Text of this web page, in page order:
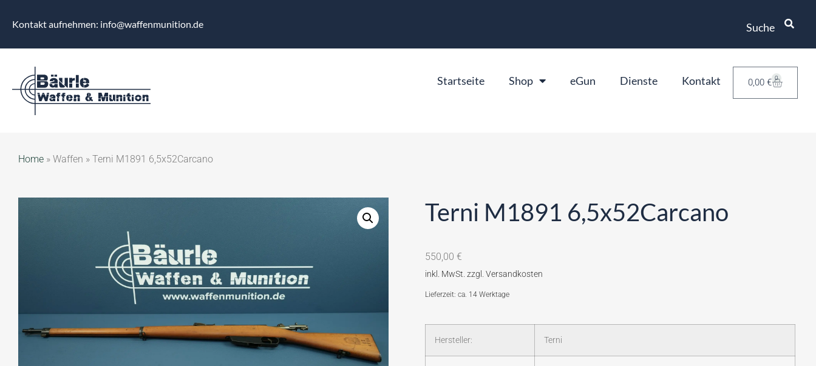
Kontakt aufnehmen: info@waffenmunition.de Suche
Startseite Shop eGun Dienste Kontakt 0,00 € 0
Home » Waffen » Terni M1891 6,5x52Carcano
Terni M1891 6,5x52Carcano
550,00 €
Lieferzeit: ca. 14 Werktage
Hersteller: Terni